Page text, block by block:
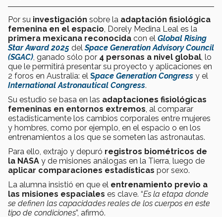
Por su investigación sobre la adaptación fisiológica
femenina en el espacio , Dorely Medina Leal es la
primera mexicana reconocida con el Global Rising
Star Award 2025 delSpace Generation Advisory Council
(SGAC) , ganado sólo por 4 personas a nivel global lo
que le permitirá presentar su proyecto y aplicaciones en
2 foros en Australia: el Space Generation Congress y el
International Astronautical Congress.
Su estudio se basa en las adaptaciones fisiológicas
femeninas en entornos extremos , al comparar
estadísticamente los cambios corporales entre mujeres
y hombres, como por ejemplo, en el espacio o en los
entrenamientos a los que se someten las astronautas.
Para ello, extrajo y depuró registros biométricos de
la NASA y de misiones análogas en la Tierra, luego de
aplicar comparaciones estadísticas por sexo.
La alumna insistió en que el entrenamiento previo a
las misiones espaciales es clave. “Es la etapa donde
se definen las capacidades reales de los cuerpos en este
tipo de condiciones”, afirmó.